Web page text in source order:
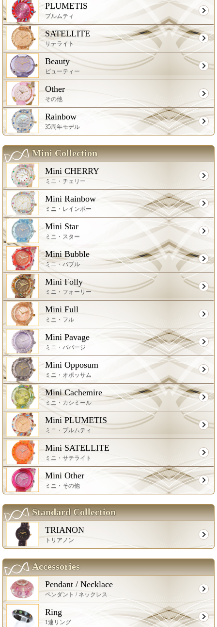
PLUMETIS
プルムティ
SATELLITE
サテライト
Beauty
ビューティー
Other
その他
Rainbow
35周年モデル
Mini Collection
Mini CHERRY
ミニ・チェリー
Mini Rainbow
ミニ・レインボー
Mini Star
ミニ・スター
Mini Bubble
ミニ・バブル
Mini Folly
ミニ・フォーリー
Mini Full
ミニ・フル
Mini Pavage
ミニ・パバージ
Mini Opposum
ミニ・オポッサム
Mini Cachemire
ミニ・カシミール
Mini PLUMETIS
ミニ・プルムティ
Mini SATELLITE
ミニ・サテライト
Mini Other
ミニ・その他
Standard Collection
TRIANON
トリアノン
Accessories
Pendant / Necklace
ペンダント / ネックレス
Ring
1連リング